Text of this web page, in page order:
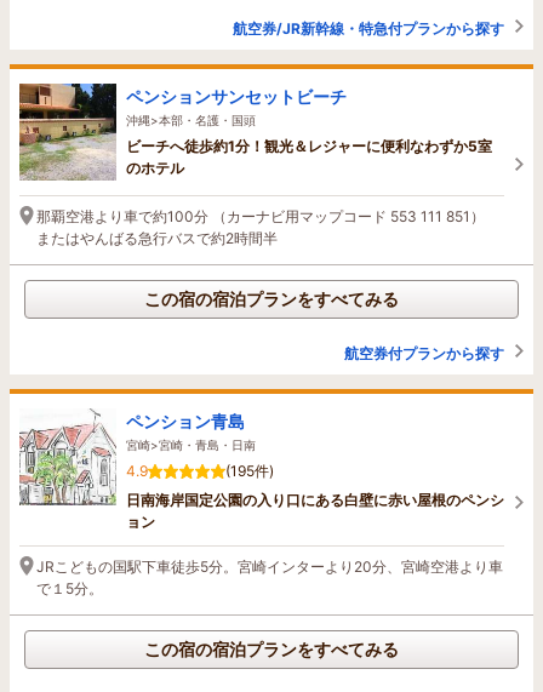
航空券/JR新幹線・特急付プランから探す
ペンションサンセットビーチ
沖縄>本部・名護・国頭
ビーチへ徒歩約1分！観光＆レジャーに便利なわずか5室
のホテル
那覇空港より車で約100分 （カーナビ用マップコード 553 111 851）
またはやんばる急行バスで約2時間半
この宿の宿泊プランをすべてみる
航空券付プランから探す
ペンション青島
宮崎>宮崎・青島・日南
4.9
(195件)
日南海岸国定公園の入り口にある白壁に赤い屋根のペンシ
ョン
JRこどもの国駅下車徒歩5分。宮崎インターより20分、宮崎空港より車
で１5分。
この宿の宿泊プランをすべてみる